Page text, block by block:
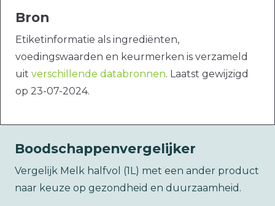
Bron
Etiketinformatie als ingrediënten,
voedingswaarden en keurmerken is verzameld
uit verschillende databronnen. Laatst gewijzigd
op 23-07-2024.
Boodschappenvergelijker
Vergelijk Melk halfvol (1L) met een ander product
naar keuze op gezondheid en duurzaamheid.